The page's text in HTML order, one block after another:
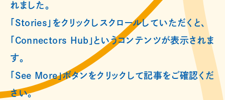
れました。
「Stories」をクリックしスクロールしていただくと、
「Connectors Hub」というコンテンツが表示されま
す。
「See More」ボタンをクリックして記事をご確認くだ
さい。